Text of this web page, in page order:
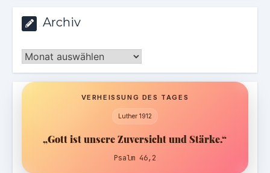
Archiv
Archiv
VERHEISSUNG DES TAGES
Luther 1912
„Gott ist unsere Zuversicht und Stärke.“
Psalm 46,2